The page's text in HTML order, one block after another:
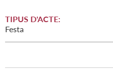
TIPUS D'ACTE:
Festa